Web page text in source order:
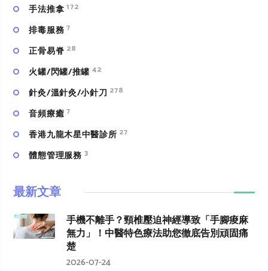
手法推拿 172
排毒服務 7
正骨易脊 28
火罐/閃罐/推罐 42
針灸/溫針灸/小針刀 278
⾳頻療癒 7
香港九龍木星中醫診所 27
體態管理服務 3
最新文章
手機不離手？頸椎壓迫神經導致「手腳痠麻
無力」！中醫特色療法助您徹底告別頑固痛
楚
2026-07-24